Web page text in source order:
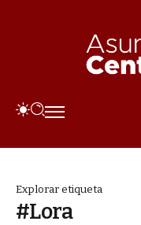
Explorar etiqueta
#Lora